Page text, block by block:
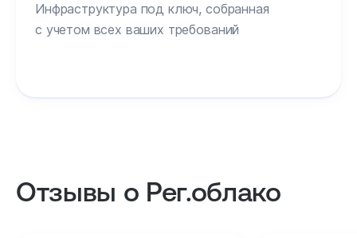
Инфраструктура под ключ, собранная
с учетом всех ваших требований
Отзывы о Рег.облако